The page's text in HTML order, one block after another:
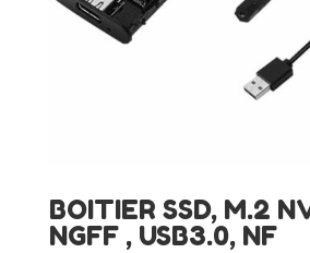
BOITIER SSD, M.2
NGFF , USB3.0, NF